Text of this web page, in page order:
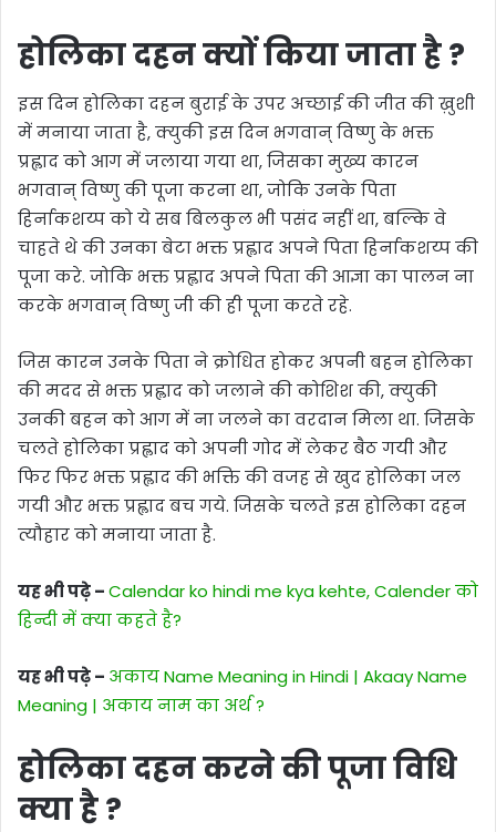
होलिका दहन क्यों किया जाता है ?
इस दिन होलिका दहन बुराई के उपर अच्छाई की जीत की ख़ुशी
में मनाया जाता है, क्युकी इस दिन भगवान् विष्णु के भक्त
प्रह्लाद को आग में जलाया गया था, जिसका मुख्य कारन
भगवान् विष्णु की पूजा करना था, जोकि उनके पिता
हिर्नाकशय्प को ये सब बिलकुल भी पसंद नहीं था, बल्कि वे
चाहते थे की उनका बेटा भक्त प्रह्लाद अपने पिता हिर्नाकशय्प की
पूजा करे. जोकि भक्त प्रह्लाद अपने पिता की आज्ञा का पालन ना
करके भगवान् विष्णु जी की ही पूजा करते रहे.
जिस कारन उनके पिता ने क्रोधित होकर अपनी बहन होलिका
की मदद से भक्त प्रह्लाद को जलाने की कोशिश की, क्युकी
उनकी बहन को आग में ना जलने का वरदान मिला था. जिसके
चलते होलिका प्रह्लाद को अपनी गोद में लेकर बैठ गयी और
फिर फिर भक्त प्रह्लाद की भक्ति की वजह से खुद होलिका जल
गयी और भक्त प्रह्लाद बच गये. जिसके चलते इस होलिका दहन
त्यौहार को मनाया जाता है.
यह भी पढ़े –Calendar ko hindi me kya kehte, Calender को
हिन्दी में क्या कहते है?
यह भी पढ़े – अकाय Name Meaning in Hindi | Akaay Name
Meaning | अकाय नाम का अर्थ ?
होलिका दहन करने की पूजा विधि
क्या है ?